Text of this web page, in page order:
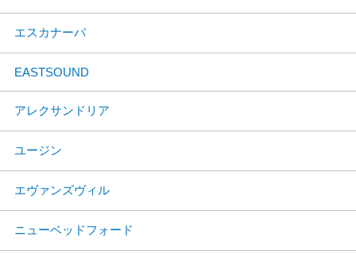
エスカナーバ
EASTSOUND
アレクサンドリア
ユージン
エヴァンズヴィル
ニューベッドフォード